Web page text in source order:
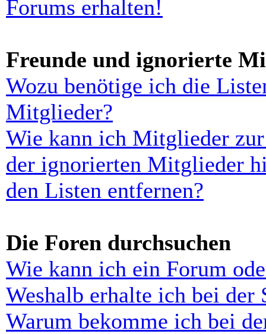
Forums erhalten!
Freunde und ignorierte
Wozu benötige ich die
Mitglieder?
Wie kann ich Mitglieder
der ignorierten Mitglieder
den Listen entfernen?
Die Foren durchsuchen
Wie kann ich ein Forum
Weshalb erhalte ich bei der
Warum bekomme ich bei